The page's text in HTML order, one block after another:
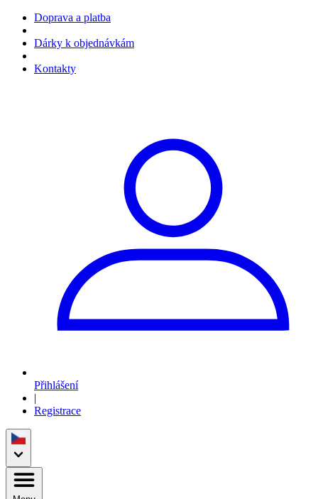
Doprava a platba
Dárky k objednávkám
Kontakty
Přihlášení
|
Registrace